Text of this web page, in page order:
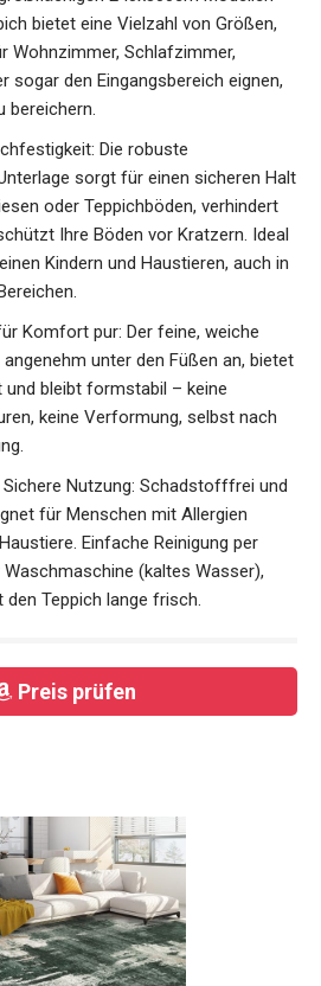
bietet eine Vielzahl von Größen,
Wohnzimmer, Schlafzimmer,
sogar den Eingangsbereich eignen,
bereichern.​
Die robuste
sorgt für einen sicheren Halt
oder Teppichböden, verhindert
Ihre Böden vor Kratzern. Ideal
Kindern und Haustieren, auch in
Komfort pur: Der feine, weiche
unter den Füßen an, bietet
bleibt formstabil – keine
keine Verformung, selbst nach
Sichere Nutzung: Schadstofffrei und
für Menschen mit Allergien
Einfache Reinigung per
(kaltes Wasser),
Teppich lange frisch.
Preis prüfen